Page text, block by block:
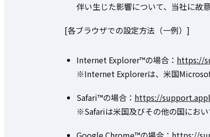
伴い生じた影響について、当社に故
[各ブラウザでの設定方法（一例）]
Internet Explorer™の場合： https://
※Internet Explorerは、米国
Safari™の場合： https://
※Safariは米国及びその他の国におい